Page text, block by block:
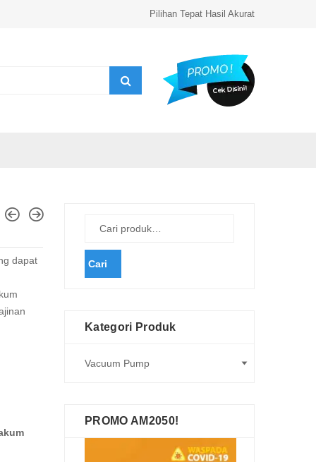
Pilihan Tepat Hasil Akurat
dapat Cari
Kategori Produk
PROMO AM2050!